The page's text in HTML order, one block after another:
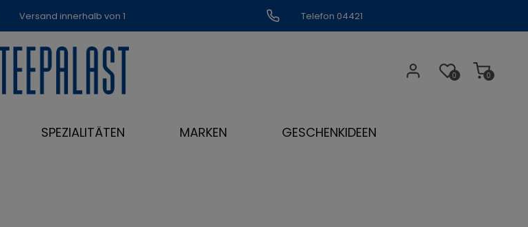
Versand innerhalb von 1
Werktag
Telefon 04421
0
0
SPEZIALITÄTEN MARKEN GESCHENKIDEEN